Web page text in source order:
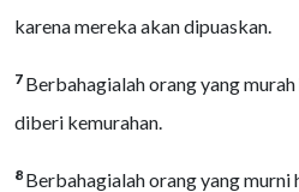
karena mereka akan dipuaskan.
7 Berbahagialah orang yang
diberi kemurahan.
8 Berbahagialah orang yang murni